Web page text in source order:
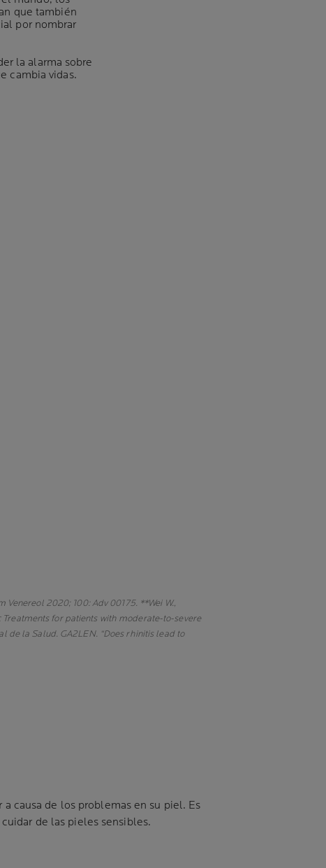
que también
por nombrar
la alarma sobre
cambia vidas.
2020; 100: Adv 00175. **Wei W.,
Treatments for patients with moderate-to-severe
de la Salud. GA2LEN. “Does rhinitis lead to
causa de los problemas en su piel. Es
de las pieles sensibles.